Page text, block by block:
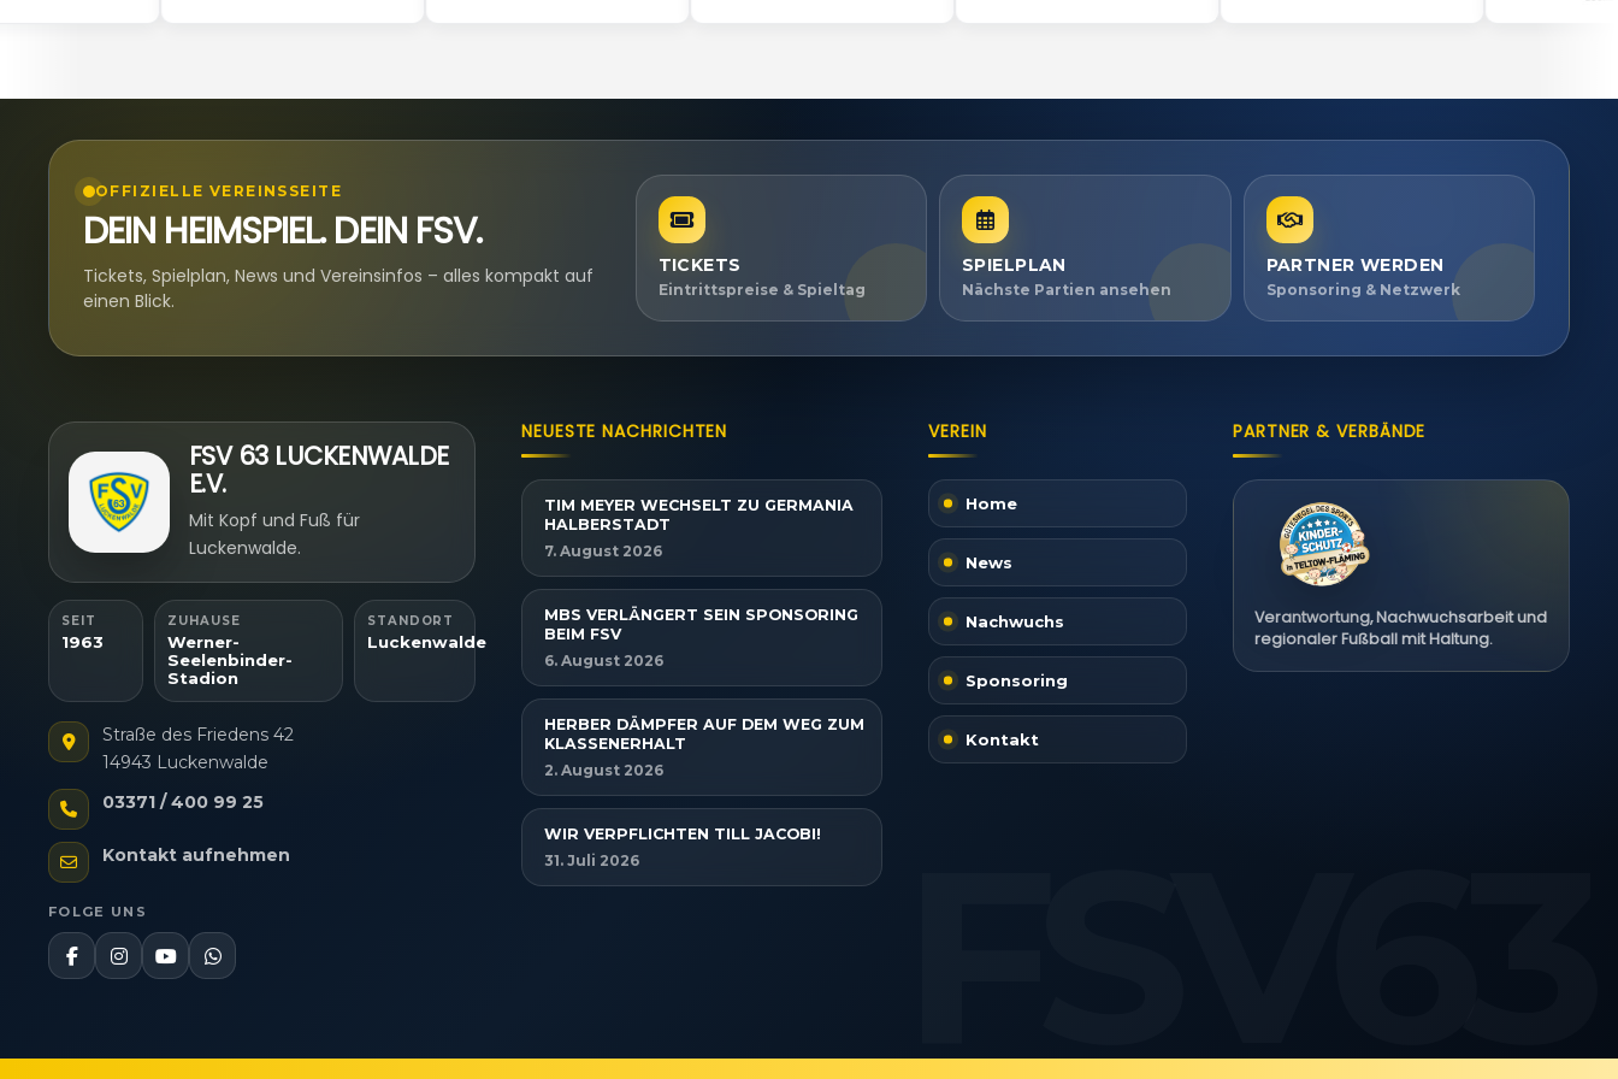
OFFIZIELLE VEREINSSEITE
DEIN HEIMSPIEL. DEIN FSV.
Tickets, Spielplan, News und Vereinsinfos – alles kompakt auf
einen Blick.
TICKETS
Eintrittspreise & Spieltag
SPIELPLAN
Nächste Partien ansehen
PARTNER WERDEN
Sponsoring & Netzwerk
FSV 63 LUCKENWALDE
E.V.
Mit Kopf und Fuß für
Luckenwalde.
SEIT
1963
ZUHAUSE
Werner-
Seelenbinder-
Stadion
STANDORT
Luckenwalde
Straße des Friedens 42
14943 Luckenwalde
03371 / 400 99 25
Kontakt aufnehmen
FOLGE UNS
NEUESTE NACHRICHTEN
TIM MEYER WECHSELT ZU GERMANIA
HALBERSTADT
7. August 2026
MBS VERLÄNGERT SEIN SPONSORING
BEIM FSV
6. August 2026
HERBER DÄMPFER AUF DEM WEG ZUM
KLASSENERHALT
2. August 2026
WIR VERPFLICHTEN TILL JACOBI!
31. Juli 2026
VEREIN
Home
News
Nachwuchs
Sponsoring
Kontakt
PARTNER & VERBÄNDE
Verantwortung, Nachwuchsarbeit und
regionaler Fußball mit Haltung.